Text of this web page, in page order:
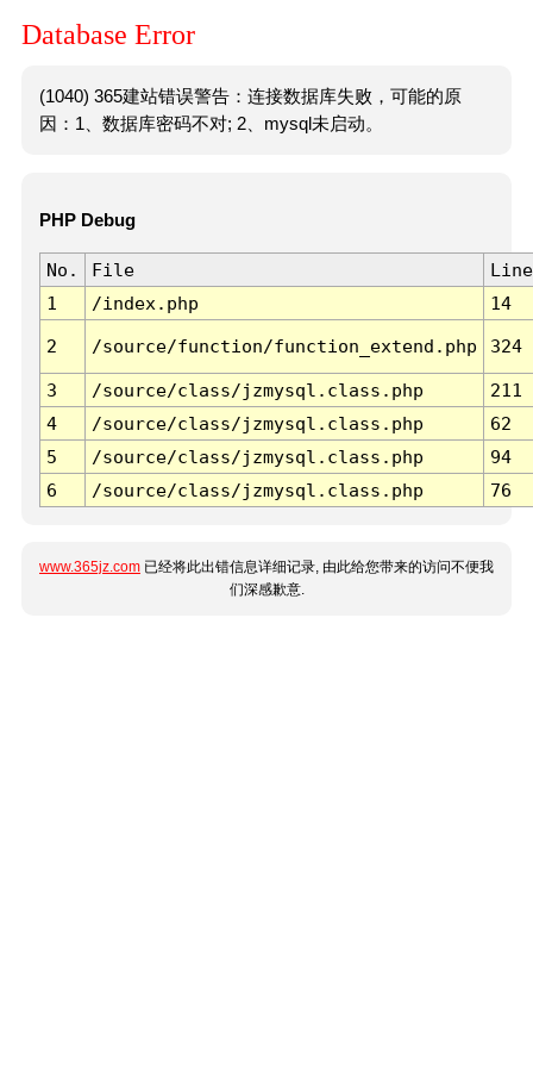
Database Error
(1040) 365建站错误警告：连接数据库失败，可能的原
因：1、数据库密码不对; 2、mysql未启动。
PHP Debug
No. File
Line
1
/index.php 14
2 /source/function/function_extend.php 324
3 /source/class/jzmysql.class.php
211
4
/source/class/jzmysql.class.php
62
5
/source/class/jzmysql.class.php
94
6
/source/class/jzmysql.class.php 76
www.365jz.com 已经将此出错信息详细记录, 由此给您带来的访问不便我
们深感歉意.